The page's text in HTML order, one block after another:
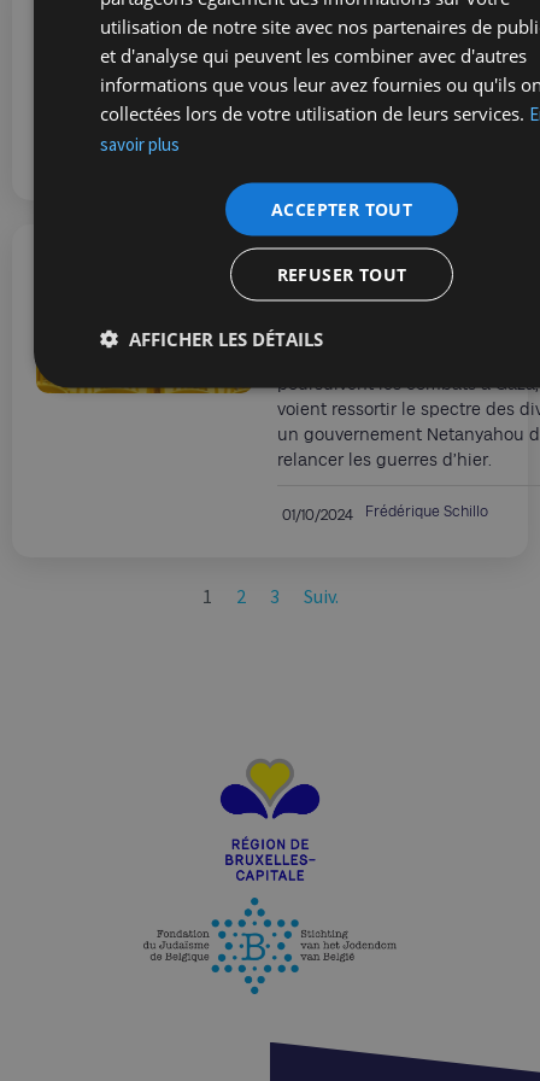
Nous ne baisserons
ni les bras !
Les vœux de notre Président
En Israël,
poursuivent les combats à
voient ressortir le spectre des
un gouvernement Netanyahou
relancer les guerres d’hier.
01/10/2024 Frédérique Schillo
1 2 3 Suiv.
utilisation de notre site avec nos partenaires de
et d'analyse qui peuvent les combiner avec d'autres
informations que vous leur avez fournies ou qu'ils
collectées lors de votre utilisation de leurs services.
savoir plus
ACCEPTER TOUT
REFUSER TOUT
AFFICHER LES DÉTAILS